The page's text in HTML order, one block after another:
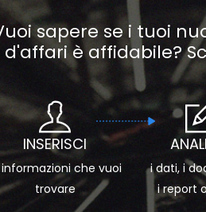
sapere se i tuoi
è affidabile?
INSERISCI
che vuoi
trovare
i dati, i
i report